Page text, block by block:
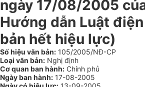
ngày 17/08/2005
Hướng dẫn Luật
bản hết hiệu lực)
Số hiệu văn bản: 105/2005/NĐ-CP
Loại văn bản: Nghị định
Cơ quan ban hành: Chính phủ
Ngày ban hành: 17-08-2005